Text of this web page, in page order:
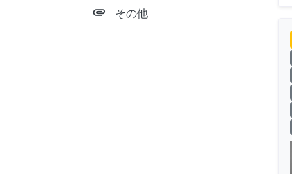
attachment その他